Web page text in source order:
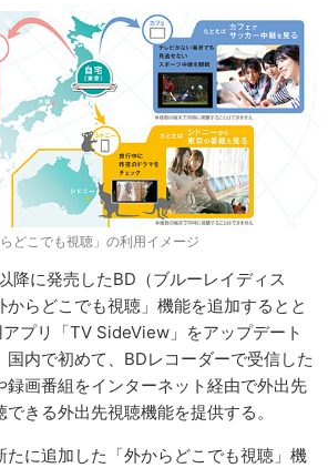
らどこでも視聴」の利用イメージ
降に発売したBD（ブルーレイディス
からどこでも視聴」機能を追加するとと
プリ「TV SideView」をアップデート
国内で初めて、BDレコーダーで受信した
録画番組をインターネット経由で外出先
きる外出先視聴機能を提供する。
たに追加した「外からどこでも視聴」機